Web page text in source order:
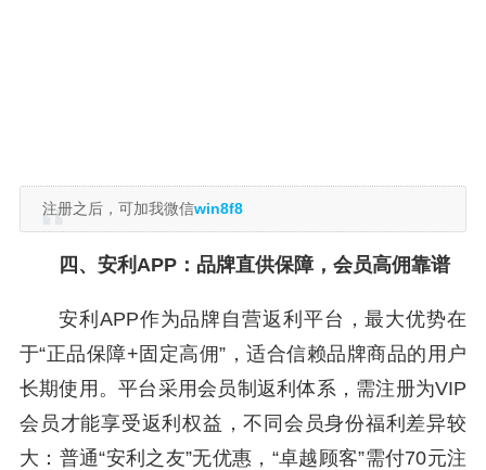
注册之后，可加我微信win8f8
四、安利APP：品牌直供保障，会员高佣靠谱
安利APP作为品牌自营返利平台，最大优势在
于“正品保障+固定高佣”，适合信赖品牌商品的用户
长期使用。平台采用会员制返利体系，需注册为VIP
会员才能享受返利权益，不同会员身份福利差异较
大：普通“安利之友”无优惠，“卓越顾客”需付70元注